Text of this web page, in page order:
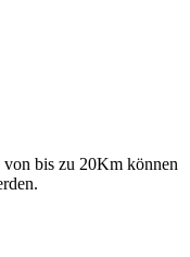
bis zu 20Km können